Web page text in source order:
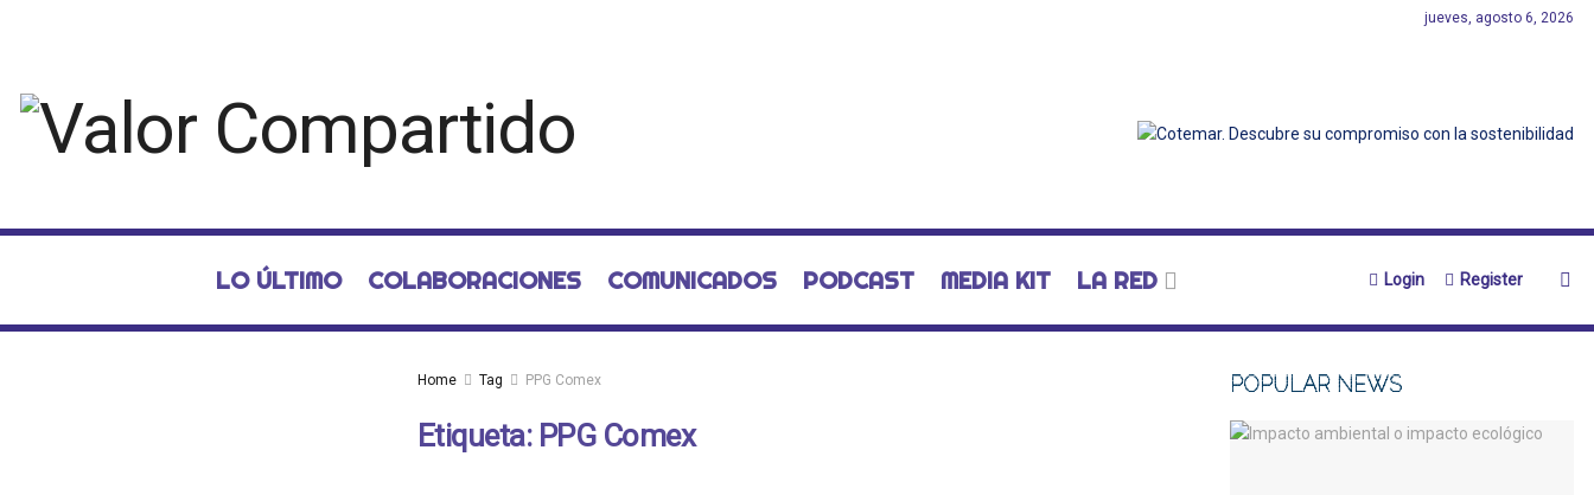
jueves, agosto 6, 2026
LO ÚLTIMO COLABORACIONES COMUNICADOS PODCAST MEDIA KIT LA RED Login Register
Home Tag PPG Comex
Etiqueta: PPG Comex
POPULAR NEWS